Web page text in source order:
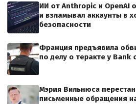
ИИ от Anthropic и OpenAI
и взламывал аккаунты в
безопасности
Франция предъявила
по делу о теракте у Bank
Мэрия Вильнюса
письменные обращения